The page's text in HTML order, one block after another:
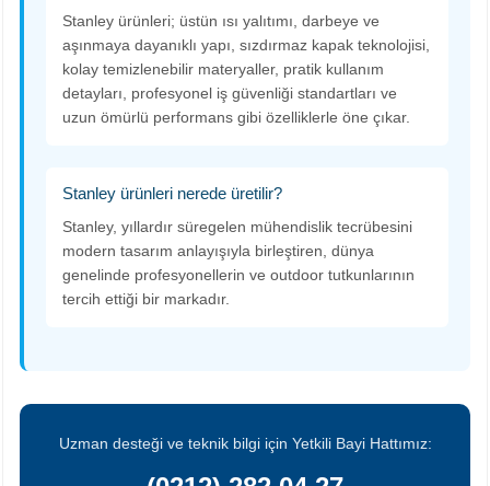
Stanley ürünleri; üstün ısı yalıtımı, darbeye ve
aşınmaya dayanıklı yapı, sızdırmaz kapak teknolojisi,
kolay temizlenebilir materyaller, pratik kullanım
detayları, profesyonel iş güvenliği standartları ve
uzun ömürlü performans gibi özelliklerle öne çıkar.
Stanley ürünleri nerede üretilir?
Stanley, yıllardır süregelen mühendislik tecrübesini
modern tasarım anlayışıyla birleştiren, dünya
genelinde profesyonellerin ve outdoor tutkunlarının
tercih ettiği bir markadır.
Uzman desteği ve teknik bilgi için Yetkili Bayi Hattımız: